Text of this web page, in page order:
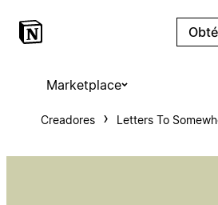
Marketplace
Creadores Letters To